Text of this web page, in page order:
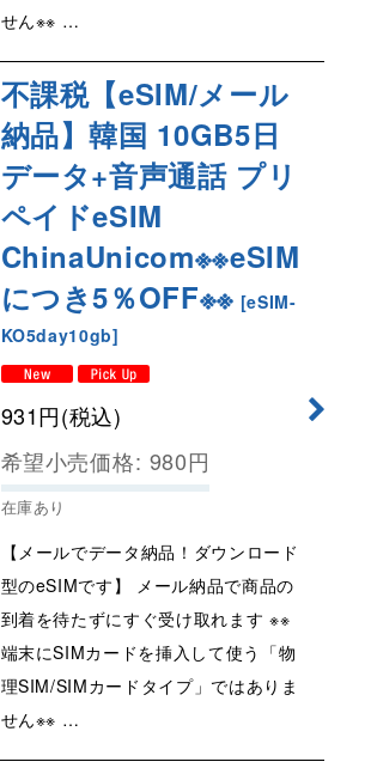
せん※※ …
不課税【eSIM/メール
納品】韓国 10GB5日
データ+音声通話 プリ
ペイドeSIM
ChinaUnicom※※eSIM
につき5％OFF※※ [eSIM-
KO5day10gb]
931円(税込)
希望小売価格: 980円
在庫あり
【メールでデータ納品！ダウンロード
型のeSIMです】 メール納品で商品の
到着を待たずにすぐ受け取れます ※※
端末にSIMカードを挿入して使う「物
理SIM/SIMカードタイプ」ではありま
せん※※ …